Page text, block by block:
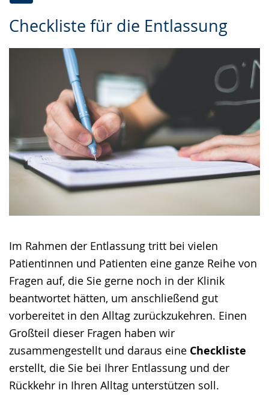
Checkliste für die Entlassung
Im Rahmen der Entlassung tritt bei vielen
Patientinnen und Patienten eine ganze Reihe von
Fragen auf, die Sie gerne noch in der Klinik
beantwortet hätten, um anschließend gut
vorbereitet in den Alltag zurückzukehren. Einen
Großteil dieser Fragen haben wir
zusammengestellt und daraus eine Checkliste
erstellt, die Sie bei Ihrer Entlassung und der
Rückkehr in Ihren Alltag unterstützen soll.
Leichten
Sprache
Audio-
Unterstützung.
Video
in
Gebärdensprache
angezeigt.